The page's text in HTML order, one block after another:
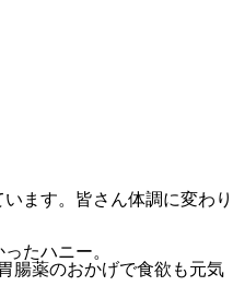
ます。皆さん体調に変わり
たハニー。
腸薬のおかげで食欲も元気